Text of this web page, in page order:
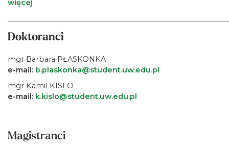
więcej
Doktoranci
mgr Barbara PŁASKONKA
e-mail: b.plaskonka@student.uw.edu.pl
mgr Kamil KISŁO
e-mail: k.kislo@student.uw.edu.pl
Magistranci